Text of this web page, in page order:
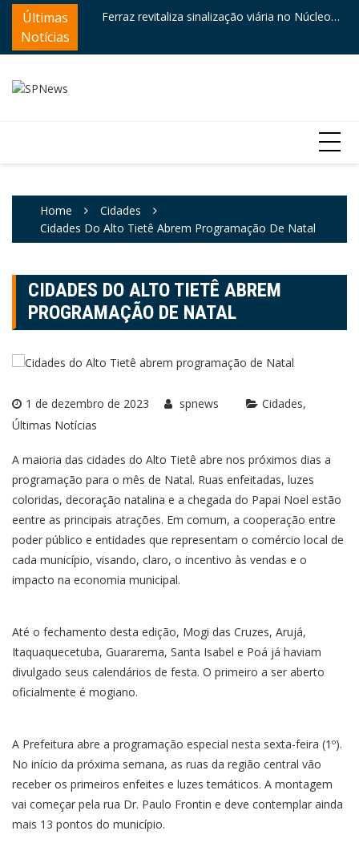
Skip
content
Últimas
Notícias
destaques
Ferraz revitaliza sinalização viária no Núcleo
Home
Cidades
Cidades Do Alto Tietê Abrem Programação De Natal
CIDADES DO ALTO TIETÊ ABREM
PROGRAMAÇÃO DE NATAL
1 de dezembro de 2023 spnews
Cidades
Últimas Notícias
A maioria das cidades do Alto Tietê abre nos próximos dias a
programação para o mês de Natal. Ruas enfeitadas, luzes
coloridas, decoração natalina e a chegada do Papai Noel estão
eentre as principais atrações. Em comum, a cooperação entre
poder público e entidades que representam o comércio local de
cada município, visando, claro, o incentivo às vendas e o
impacto na economia municipal.
Até o fechamento desta edição, Mogi das Cruzes, Arujá,
Itaquaquecetuba, Guararema, Santa Isabel e Poá já haviam
divulgado seus calendários de festa. O primeiro a ser aberto
oficialmente é mogiano.
A Prefeitura abre a programação especial nesta sexta-feira (1º).
No início da próxima semana, as ruas da região central vão
receber os primeiros enfeites e luzes temáticos. A montagem
vai começar pela rua Dr. Paulo Frontin e deve contemplar ainda
mais 13 pontos do município.